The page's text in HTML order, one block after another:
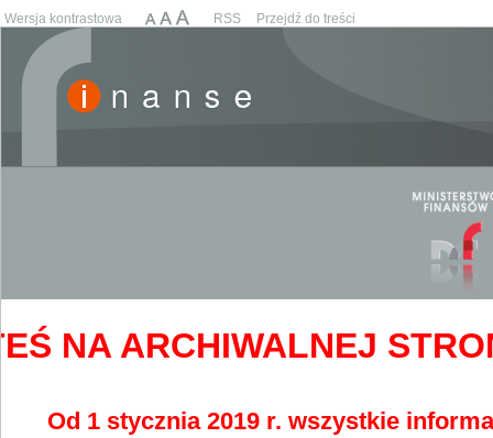
Wersja kontrastowa RSS Przejdź do treści
NA ARCHIWALNEJ
Od 1 stycznia 2019 r. wszystkie